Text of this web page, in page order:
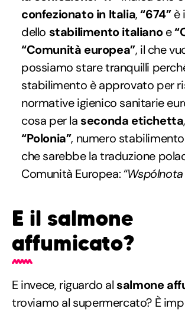
confezionato in Italia,“674”è
dello stabilimento italianoe
“Comunità europea”, il che
possiamo stare tranquilli
stabilimento è approvato per
normative igienico sanitarie
cosa per la seconda etichetta,
“Polonia”, numero stabilimento
che sarebbe la traduzione
Comunità Europea: “
E il salmone
affumicato?
E invece, riguardo al salmone
troviamo al supermercato? È